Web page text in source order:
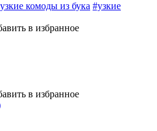
комоды из бука #узкие
в избранное
в избранное